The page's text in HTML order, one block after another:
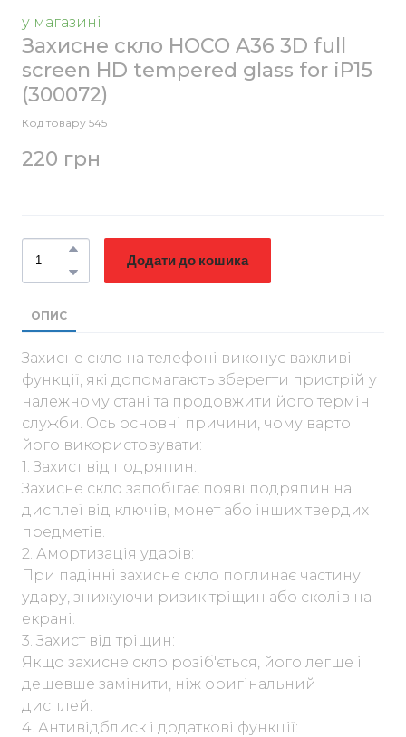
у магазині
Захисне скло HOCO A36 3D full
screen HD tempered glass for iP15
(300072)
Код товару 545
220 грн
Додати до кошика
ОПИС
Захисне скло на телефоні виконує важливі
функції, які допомагають зберегти пристрій у
належному стані та продовжити його термін
служби. Ось основні причини, чому варто
його використовувати:
1. Захист від подряпин:
Захисне скло запобігає появі подряпин на
дисплеї від ключів, монет або інших твердих
предметів.
2. Амортизація ударів:
При падінні захисне скло поглинає частину
удару, знижуючи ризик тріщин або сколів на
екрані.
3. Захист від тріщин:
Якщо захисне скло розіб'ється, його легше і
дешевше замінити, ніж оригінальний
дисплей.
4. Антивідблиск і додаткові функції: